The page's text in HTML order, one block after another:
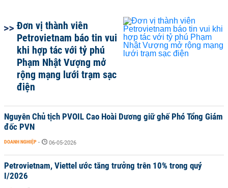
Đơn vị thành viên
Petrovietnam báo tin vui
khi hợp tác với tỷ phú
Phạm Nhật Vượng mở
rộng mạng lưới trạm sạc
điện
Nguyên Chủ tịch PVOIL Cao Hoài Dương giữ ghế Phó Tổng Giám
đốc PVN
DOANH NGHIỆP - 06-05-2026
Petrovietnam, Viettel ước tăng trưởng trên 10% trong quý
I/2026